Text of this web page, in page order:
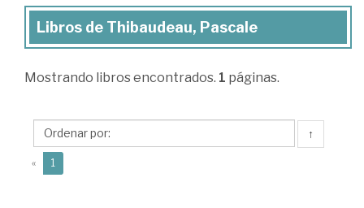
Libros
Thibaudeau,
Libros de Thibaudeau, Pascale
Mostrando libros encontrados. 1 páginas.
↑
« 1